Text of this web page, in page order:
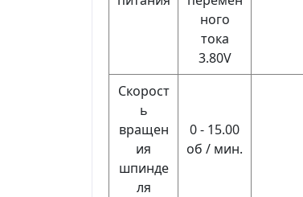
ного
тока
3.80V
Скорост
ь
вращен
ия
шпинде
ля
0 - 15.00
об / мин.